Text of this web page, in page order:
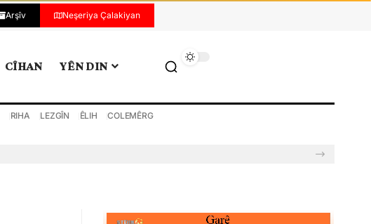
Arşîv Neşeriya Çalakiyan
CÎHAN YÊN DIN
RIHA LEZGÎN ÊLIH COLEMÊRG